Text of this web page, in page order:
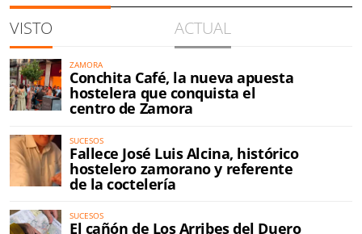
VISTO ACTUAL
ZAMORA
Conchita Café, la nueva apuesta
hostelera que conquista el
centro de Zamora
SUCESOS
Fallece José Luis Alcina, histórico
hostelero zamorano y referente
de la coctelería
SUCESOS
El cañón de Los Arribes del Duero